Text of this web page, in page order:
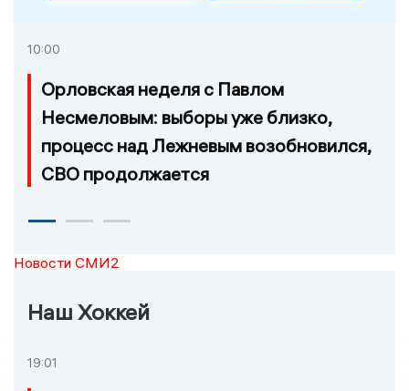
10:00
Орловская неделя с Павлом
Несмеловым: выборы уже близко,
процесс над Лежневым возобновился,
СВО продолжается
Новости СМИ2
Наш Хоккей
19:01